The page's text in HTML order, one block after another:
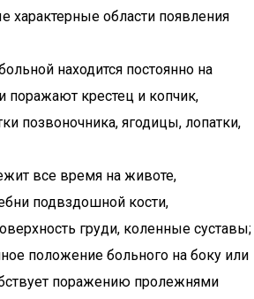
характерные области появления
находится постоянно на
поражают крестец и копчик,
позвоночника, ягодицы, лопатки,
все время на животе,
подвздошной кости,
груди, коленные суставы;
положение больного на боку или
поражению пролежнями